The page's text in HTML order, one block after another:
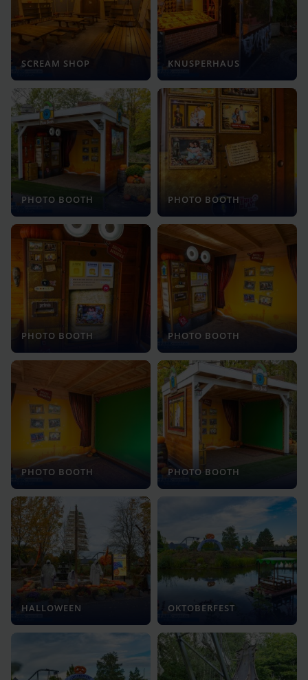
SCREAM SHOP KNUSPERHAUS
PHOTO BOOTH PHOTO BOOTH
PHOTO BOOTH PHOTO BOOTH
PHOTO BOOTH PHOTO BOOTH
HALLOWEEN OKTOBERFEST